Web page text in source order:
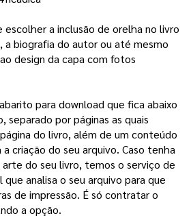
a inclusão de orelha no livro
a biografia do autor ou até mesmo
design da capa com fotos
para download que fica abaixo
separado por páginas as quais
do livro, além de um conteúdo
criação do seu arquivo. Caso tenha
do seu livro, temos o serviço de
analisa o seu arquivo para que
de impressão. É só contratar o
a opção.